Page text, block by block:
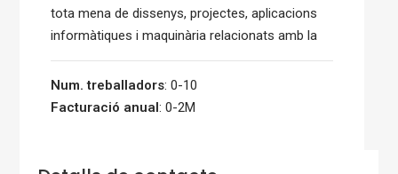
tota mena de dissenys, projectes, aplicacions
informàtiques i maquinària relacionats amb la
Num. treballadors: 0-10
Facturació anual: 0-2M